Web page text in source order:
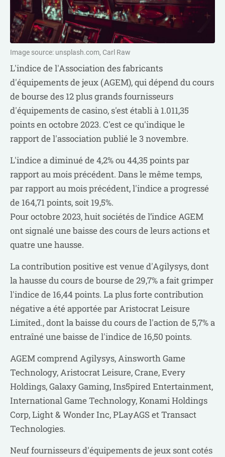
Image source: unsplash.com, Carl Raw
L'indice de l'Association des fabricants
d'équipements de jeux (AGEM), qui dépend du cours
de bourse des 12 plus grands fournisseurs
d'équipements de casino, s'est établi à 1.011,35
points en octobre 2023. C'est ce qu'indique le
rapport de l'association publié le 3 novembre.
L'indice a diminué de 4,2% ou 44,35 points par
rapport au mois précédent. Dans le même temps,
par rapport au mois précédent, l'indice a progressé
de 164,71 points, soit 19,5%.
Pour octobre 2023, huit sociétés de l’indice AGEM
ont signalé une baisse des cours de leurs actions et
quatre une hausse.
La contribution positive est venue d'Agilysys, dont
la hausse du cours de bourse de 29,7% a fait grimper
l'indice de 16,44 points. La plus forte contribution
négative a été apportée par Aristocrat Leisure
Limited., dont la baisse du cours de l'action de 5,7% a
entraîné une baisse de l'indice de 16,50 points.
AGEM comprend Agilysys, Ainsworth Game
Technology, Aristocrat Leisure, Crane, Every
Holdings, Galaxy Gaming, Ins5pired Entertainment,
International Game Technology, Konami Holdings
Corp, Light & Wonder Inc, PLayAGS et Transact
Technologies.
Neuf fournisseurs d'équipements de jeux sont cotés